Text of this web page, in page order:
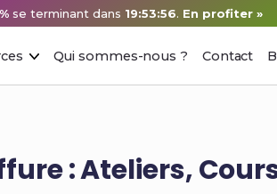
se terminant dans 19:53:55. En profiter »
Qui sommes-nous ? Contact
: Ateliers,